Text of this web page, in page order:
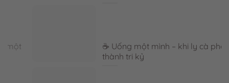
☕ Uống một mình – khi ly cà phê trở
thành tri kỷ